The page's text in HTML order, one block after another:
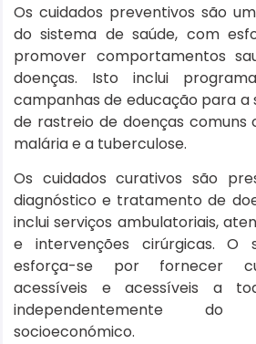
Os cuidados preventivos são
do sistema de saúde, com
promover comportamentos
doenças. Isto inclui
campanhas de educação para a
de rastreio de doenças comuns
malária e a tuberculose.
Os cuidados curativos são
diagnóstico e tratamento de
inclui serviços ambulatoriais,
e intervenções cirúrgicas. O
esforça-se por fornecer
acessíveis e acessíveis a
independentemente
socioeconómico.